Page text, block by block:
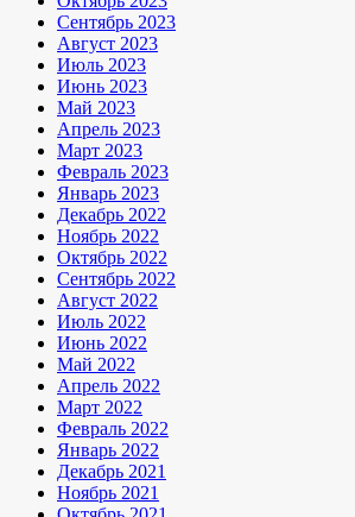
Сентябрь 2023
Август 2023
Июль 2023
Июнь 2023
Май 2023
Апрель 2023
Март 2023
Февраль 2023
Январь 2023
Декабрь 2022
Ноябрь 2022
Октябрь 2022
Сентябрь 2022
Август 2022
Июль 2022
Июнь 2022
Май 2022
Апрель 2022
Март 2022
Февраль 2022
Январь 2022
Декабрь 2021
Ноябрь 2021